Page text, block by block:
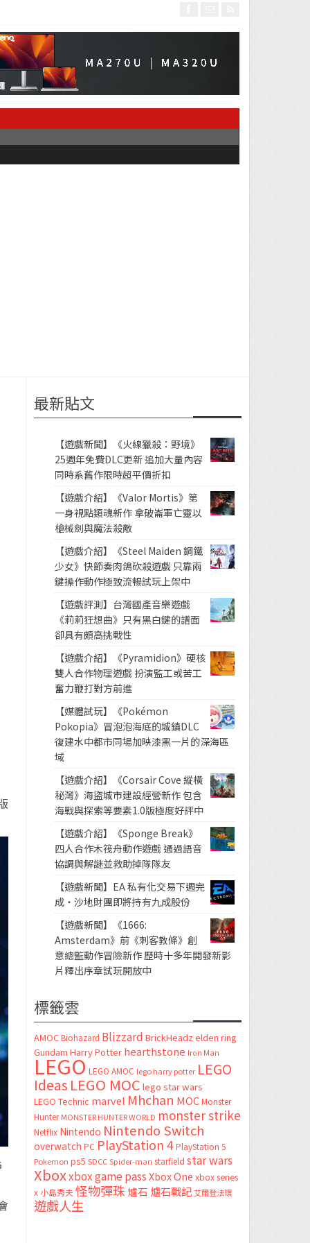
最新貼文
【遊戲新聞】《火線獵殺：野境》
25週年免費DLC更新 追加大量內容
同時系舊作限時超平價折扣
【遊戲介紹】《Valor Mortis》第
一身視點類魂新作 拿破崙軍亡靈以
槍械劍與魔法殺敵
【遊戲介紹】《Steel Maiden 鋼鐵
少女》快節奏肉鴿砍殺遊戲 只靠兩
鍵操作動作極致流暢試玩上架中
【遊戲評測】台灣國產音樂遊戲
《莉莉狂想曲》只有黑白鍵的譜面
卻具有頗高挑戰性
【遊戲介紹】《Pyramidion》硬核
雙人合作物理遊戲 扮演監工或苦工
奮力鞭打對方前進
【媒體試玩】《Pokémon
Pokopia》冒泡泡海底的城鎮DLC
復建水中都市同場加映漆黑一片的深海區
域
【遊戲介紹】《Corsair Cove 縱橫
秘灣》海盜城市建設經營新作 包含
海戰與探索等要素1.0版極度好評中
【遊戲介紹】《Sponge Break》
四人合作木筏舟動作遊戲 通過語音
協調與解謎並救助掉隊隊友
【遊戲新聞】EA 私有化交易下週完
成・沙地財團即將持有九成股份
【遊戲新聞】《1666:
Amsterdam》前《刺客教條》創
意總監動作冒險新作 歷時十多年開發新影
片釋出序章試玩開放中
標籤雲
AMOC Biohazard Blizzard BrickHeadz elden ring
Gundam Harry Potter hearthstone Iron Man
LEGO LEGO AMOC lego harry potter LEGO
Ideas LEGO MOC lego star wars
LEGO Technic marvel Mhchan MOC Monster
Hunter MONSTER HUNTER WORLD monster strike
Netflix Nintendo Nintendo Switch
overwatch PC PlayStation 4 PlayStation 5
Pokemon ps5 SDCC Spider-man starfield star wars
Xboxxbox game passXbox One xbox series
x 小島秀夫怪物彈珠 爐石 爐石戰記艾爾登法環
遊戲人生